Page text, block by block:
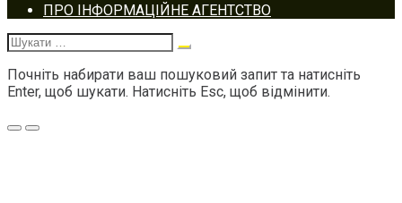
Footer
navigation
ПРО ІНФОРМАЦІЙНЕ АГЕНТСТВО
Шукати:
Почніть набирати ваш пошуковий запит та натисніть
Enter, щоб шукати. Натисніть Esc, щоб відмінити.
Меню